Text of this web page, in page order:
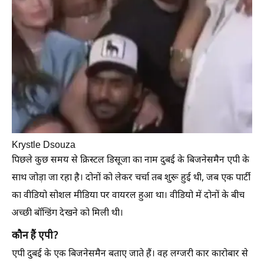
Krystle Dsouza
पिछले कुछ समय से क्रिस्टल डिसूजा का नाम दुबई के बिजनेसमैन एपी के
साथ जोड़ा जा रहा है। दोनों को लेकर चर्चा तब शुरू हुई थी, जब एक पार्टी
का वीडियो सोशल मीडिया पर वायरल हुआ था। वीडियो में दोनों के बीच
अच्छी बॉन्डिंग देखने को मिली थी।
कौन हैं एपी?
एपी दुबई के एक बिजनेसमैन बताए जाते हैं। वह लग्जरी कार कारोबार से